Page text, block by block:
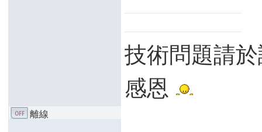
技術問題請
感恩
離線